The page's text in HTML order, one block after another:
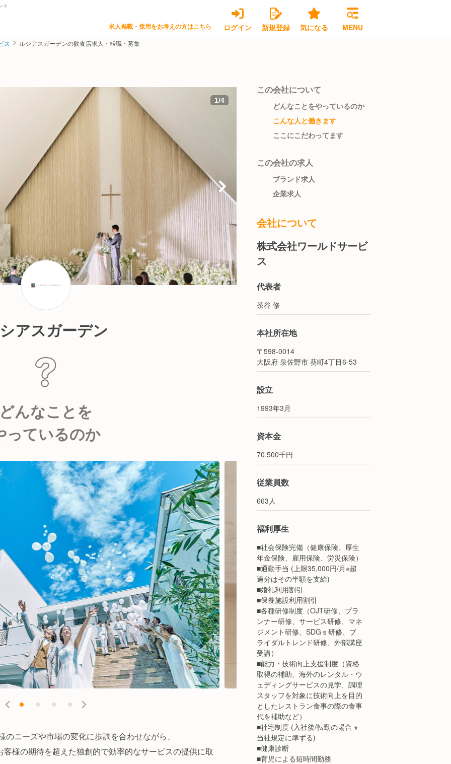
ト
求人掲載・採用をお考えの方はこちら ログイン 新規登録 気になる MENU
ス ルシアスガーデンの飲食店求人・転職・募集
1/4
アスガーデン
んなことを
っているのか
ニーズや市場の変化に歩調を合わせながら、
様の期待を超えた独創的で効率的なサービスの提供に取
この会社について
どんなことをやっているのか
こんな人と働きます
ここにこだわってます
この会社の求人
ブランド求人
企業求人
会社について
株式会社ワールドサービ
ス
代表者
茶谷 修
本社所在地
〒598-0014
大阪府 泉佐野市 葵町4丁目6-53
設立
1993年3月
資本金
70,500千円
従業員数
663人
福利厚生
■社会保険完備（健康保険、厚生
年金保険、雇用保険、労災保険）
■通勤手当 (上限35,000円/月※超
過分はその半額を支給)
■婚礼利用割引
■保養施設利用割引
■各種研修制度（OJT研修、プラ
ンナー研修、サービス研修、マネ
ジメント研修、SDGｓ研修、ブ
ライダルトレンド研修、外部講座
受講）
■能力・技術向上支援制度（資格
取得の補助、海外のレンタル・ウ
ェディングサービスの見学、調理
スタッフを対象に技術向上を目的
としたレストラン食事の際の食事
代を補助など）
■社宅制度 (入社後/転勤の場合 ※
当社規定に準ずる)
■健康診断
■育児による短時間勤務